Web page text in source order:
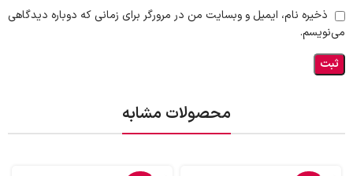
ذخیره نام، ایمیل و وبسایت من در مرورگر برای زمانی که دوباره دیدگاهی
می‌نویسم.
محصولات مشابه